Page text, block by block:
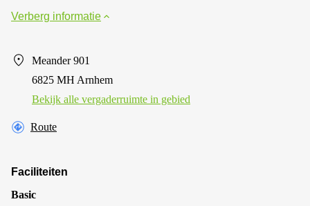
Verberg informatie
Meander 901
6825 MH Arnhem
Bekijk alle vergaderruimte in gebied
Route
Faciliteiten
Basic